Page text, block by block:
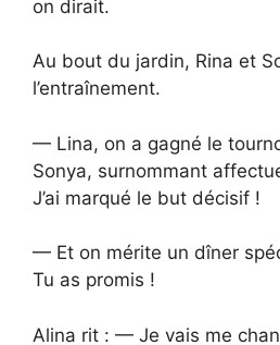
on dirait.
Au bout du jardin, Rina et
l’entraînement.
— Lina, on a gagné le
Sonya, surnommant
J’ai marqué le but décisif !
— Et on mérite un dîner
Tu as promis !
Alina rit : — Je vais me